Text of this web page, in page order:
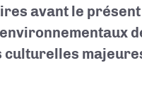
avant le
culturelles